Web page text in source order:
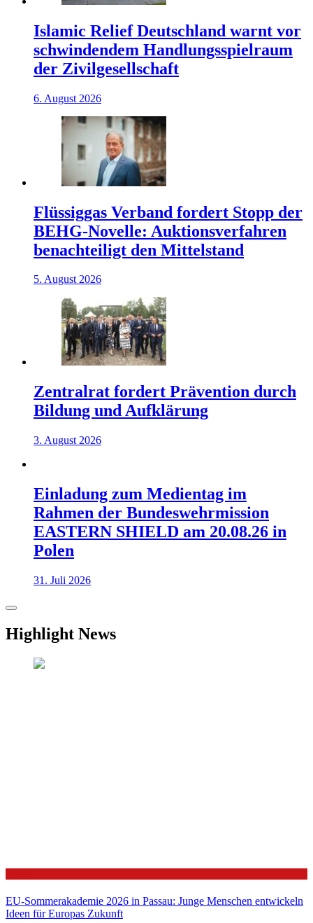
Islamic Relief Deutschland warnt vor
schwindendem Handlungsspielraum
der Zivilgesellschaft
6. August 2026
Flüssiggas Verband fordert Stopp der
BEHG-Novelle: Auktionsverfahren
benachteiligt den Mittelstand
5. August 2026
Zentralrat fordert Prävention durch
Bildung und Aufklärung
3. August 2026
Einladung zum Medientag im
Rahmen der Bundeswehrmission
EASTERN SHIELD am 20.08.26 in
Polen
31. Juli 2026
Highlight News
EU-Sommerakademie 2026 in Passau: Junge Menschen entwickeln
Ideen für Europas Zukunft